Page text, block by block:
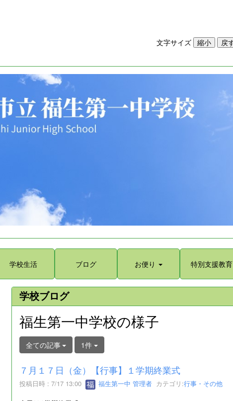
文字サイズ
学校生活 ブログ お便り 特別支援教育
学校ブログ
福生第一中学校の様子
全ての記事 1件
７月１７日（金）【行事】１学期終業式
投稿日時 : 7/17 13:00 福生第一中 管理者カテゴリ:行事・その他